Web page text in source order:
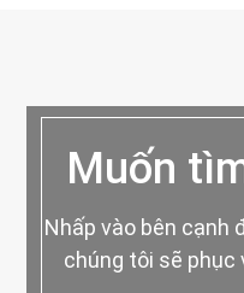
Muốn
Nhấp vào bên cạnh
chúng tôi sẽ phục